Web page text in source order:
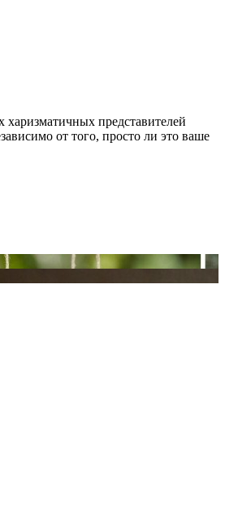
представителей
от того, просто ли это ваше